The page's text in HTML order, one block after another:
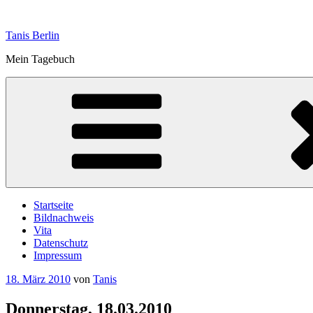
springen
Tanis Berlin
Mein Tagebuch
Startseite
Bildnachweis
Vita
Datenschutz
Impressum
Veröffentlicht
18. März 2010 von Tanis
Donnerstag, 18.03.2010